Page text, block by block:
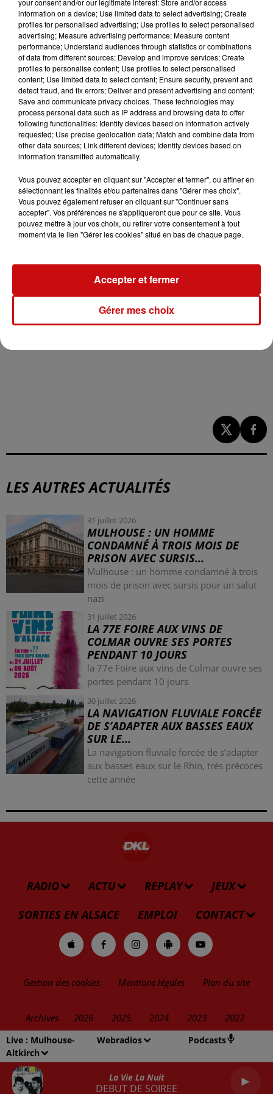
Live : Mulhouse-
Altkirch
Webradios Podcasts
La Vie La Nuit
DEBUT DE SOIREE
maximale dépassait celle autorisée. Afin de vérifier ses
dires, les policiers ont contrôlé la vitesse de l'engin sur
un banc :la trottinette est montée jusqu'à 113 km/h
comme vous pouvez le constater sur cette vidéo mise
en ligne par la Police !
Hier, les policiers ont procédé au contrôle d'un 👨‍🦱monté
sur une trottinette qui semblait rouler un peu plus vite que
la vitesse maximale autorisée.
Lancés à 70 km/h derrière l'engin, le conducteur finit par
Vitesse max mesurée à l'aide d'un curvometre : 113Km/h !...
pic.twitter.com/rXrWRw396c
— Police Nationale 67 (@PoliceNat67)January 27, 2022
LES AUTRES ACTUALITÉS
31 juillet 2026
MULHOUSE : UN HOMME
CONDAMNÉ À TROIS MOIS DE
PRISON AVEC SURSIS...
Mulhouse : un homme condamné à trois
mois de prison avec sursis pour un salut
nazi
31 juillet 2026
LA 77E FOIRE AUX VINS DE
COLMAR OUVRE SES PORTES
PENDANT 10 JOURS
la 77e Foire aux vins de Colmar ouvre ses
portes pendant 10 jours
30 juillet 2026
LA NAVIGATION FLUVIALE FORCÉE
DE S’ADAPTER AUX BASSES EAUX
SUR LE...
La navigation fluviale forcée de s’adapter
aux basses eaux sur le Rhin, très précoces
cette année
RADIO ACTU REPLAY
JEUX
SORTIES EN ALSACE
EMPLOI CONTACT
Gestion des cookies Mentions légales Plan du site
Archives 2026 2025 2024 2023 2022
your consent and/or our legitimate interest: Store and/or access
information on a device; Use limited data to select advertising; Create
profiles for personalised advertising; Use profiles to select personalised
advertising; Measure advertising performance; Measure content
performance; Understand audiences through statistics or combinations
of data from different sources; Develop and improve services; Create
profiles to personalise content; Use profiles to select personalised
content; Use limited data to select content; Ensure security, prevent and
detect fraud, and fix errors; Deliver and present advertising and content;
Save and communicate privacy choices. These technologies may
process personal data such as IP address and browsing data to offer
following functionalities: Identify devices based on information actively
requested; Use precise geolocation data; Match and combine data from
other data sources; Link different devices; Identify devices based on
information transmitted automatically.
Vous pouvez accepter en cliquant sur "Accepter et fermer", ou affiner en
sélectionnant les finalités et/ou partenaires dans "Gérer mes choix".
Vous pouvez également refuser en cliquant sur "Continuer sans
accepter". Vos préférences ne s'appliqueront que pour ce site. Vous
pouvez mettre à jour vos choix, ou retirer votre consentement à tout
moment via le lien "Gérer les cookies" situé en bas de chaque page.
Gérer mes choix
Accepter et fermer